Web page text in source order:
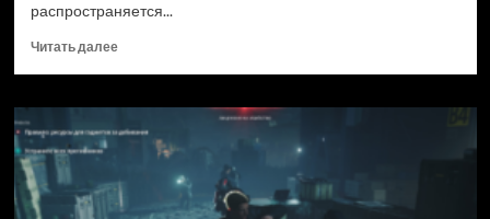
распространяется...
Читать далееПрочитать
Новый
браузер
помогает
ботам
обходить